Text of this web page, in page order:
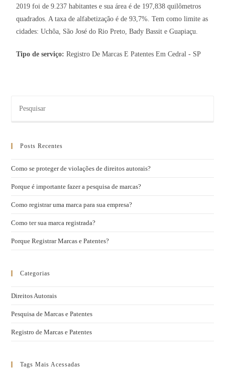
2019 foi de 9.237 habitantes e sua área é de 197,838 quilômetros
quadrados. A taxa de alfabetização é de 93,7%. Tem como limite as
cidades: Uchôa, São José do Rio Preto, Bady Bassit e Guapiaçu.
Tipo de serviço:Registro De Marcas E Patentes Em Cedral - SP
Posts Recentes
Como se proteger de violações de direitos autorais?
Porque é importante fazer a pesquisa de marcas?
Como registrar uma marca para sua empresa?
Como ter sua marca registrada?
Porque Registrar Marcas e Patentes?
Categorias
Direitos Autorais
Pesquisa de Marcas e Patentes
Registro de Marcas e Patentes
Tags Mais Acessadas